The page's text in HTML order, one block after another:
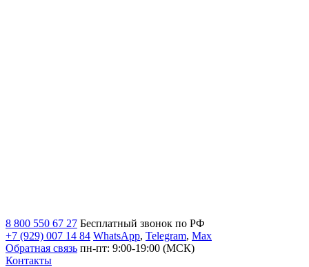
8 800 550 67 27 Бесплатный звонок по РФ
+7 (929) 007 14 84 WhatsApp, Telegram, Max
Обратная связь пн-пт: 9:00-19:00 (МСК)
Контакты